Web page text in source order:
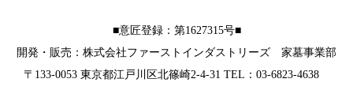
■意匠登録：第1627315号■
開発・販売：株式会社ファーストインダストリーズ 家墓事業部
〒133-0053 東京都江戸川区北篠崎2-4-31 TEL：03-6823-4638